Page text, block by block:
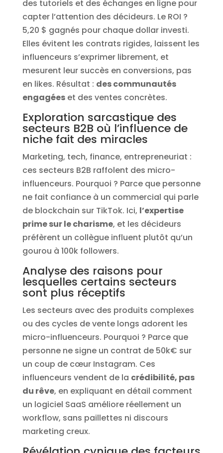
des tutoriels et des échanges en ligne pour
capter l’attention des décideurs. Le ROI ?
5,20 $ gagnés pour chaque dollar investi.
Elles évitent les contrats rigides, laissent les
influenceurs s’exprimer librement, et
mesurent leur succès en conversions, pas
en likes. Résultat : des communautés
engagéeset des ventes concrètes.
Exploration sarcastique des
secteurs B2B où l’influence de
niche fait des miracles
Marketing, tech, finance, entrepreneuriat :
ces secteurs B2B raffolent des micro-
influenceurs. Pourquoi ? Parce que personne
ne fait confiance à un commercial qui parle
de blockchain sur TikTok. Ici, l’expertise
prime sur le charisme, et les décideurs
préfèrent un collègue influent plutôt qu’un
gourou à 100k followers.
Analyse des raisons pour
lesquelles certains secteurs
sont plus réceptifs
Les secteurs avec des produits complexes
ou des cycles de vente longs adorent les
micro-influenceurs. Pourquoi ? Parce que
personne ne signe un contrat de 50k€ sur
un coup de cœur Instagram. Ces
influenceurs vendent de la crédibilité, pas
du rêve, en expliquant en détail comment
un logiciel SaaS améliore réellement un
workflow, sans paillettes ni discours
marketing creux.